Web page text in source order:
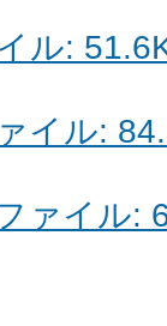
ル:
イル:
ァイル: